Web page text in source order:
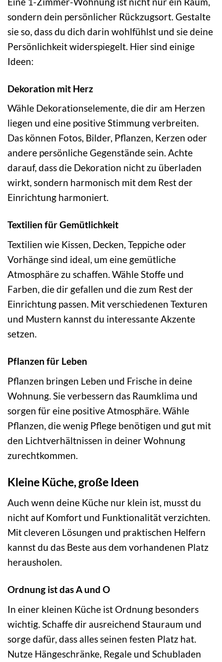
sondern dein persönlicher Rückzugsort. Gestalte
sie so, dass du dich darin wohlfühlst und sie deine
Persönlichkeit widerspiegelt. Hier sind einige
Ideen:
Dekoration mit Herz
Wähle Dekorationselemente, die dir am Herzen
liegen und eine positive Stimmung verbreiten.
Das können Fotos, Bilder, Pflanzen, Kerzen oder
andere persönliche Gegenstände sein. Achte
darauf, dass die Dekoration nicht zu überladen
wirkt, sondern harmonisch mit dem Rest der
Einrichtung harmoniert.
Textilien für Gemütlichkeit
Textilien wie Kissen, Decken, Teppiche oder
Vorhänge sind ideal, um eine gemütliche
Atmosphäre zu schaffen. Wähle Stoffe und
Farben, die dir gefallen und die zum Rest der
Einrichtung passen. Mit verschiedenen Texturen
und Mustern kannst du interessante Akzente
setzen.
Pflanzen für Leben
Pflanzen bringen Leben und Frische in deine
Wohnung. Sie verbessern das Raumklima und
sorgen für eine positive Atmosphäre. Wähle
Pflanzen, die wenig Pflege benötigen und gut mit
den Lichtverhältnissen in deiner Wohnung
zurechtkommen.
Kleine Küche, große Ideen
Auch wenn deine Küche nur klein ist, musst du
nicht auf Komfort und Funktionalität verzichten.
Mit cleveren Lösungen und praktischen Helfern
kannst du das Beste aus dem vorhandenen Platz
herausholen.
Ordnung ist das A und O
In einer kleinen Küche ist Ordnung besonders
wichtig. Schaffe dir ausreichend Stauraum und
sorge dafür, dass alles seinen festen Platz hat.
Nutze Hängeschränke, Regale und Schubladen